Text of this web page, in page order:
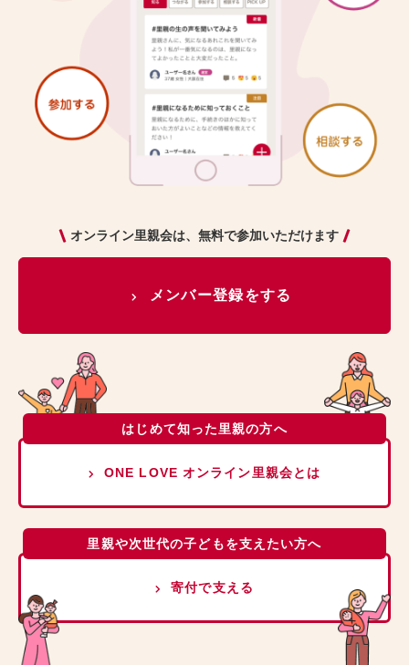
オンライン里親会は、無料で参加いただけます
メンバー登録をする
はじめて知った里親の方へ
ONE LOVE オンライン里親会とは
里親や次世代の子どもを支えたい方へ
寄付で支える